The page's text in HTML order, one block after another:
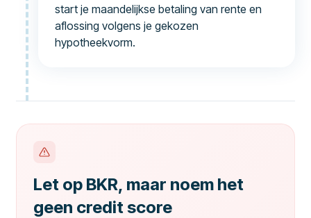
start je maandelijkse betaling van rente en
aflossing volgens je gekozen
hypotheekvorm.
Let op BKR, maar noem het
geen credit score